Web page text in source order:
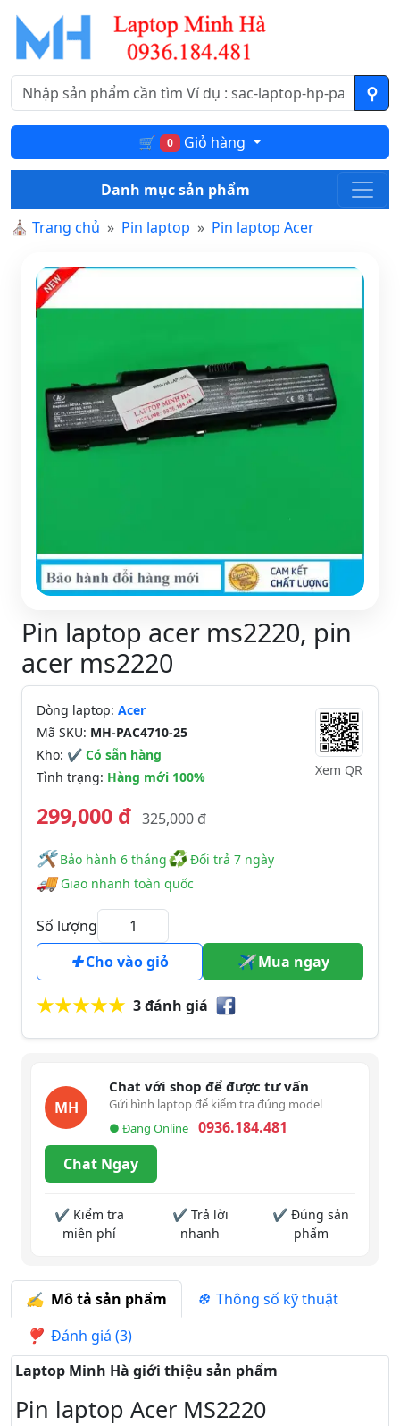
🛒 0 Giỏ hàng
Danh mục sản phẩm
⛪ Trang chủ Pin laptop Pin laptop Acer
Pin laptop acer ms2220, pin
acer ms2220
Dòng laptop: Acer
Mã SKU: MH-PAC4710-25
Kho: ✔ Có sẵn hàng
Tình trạng: Hàng mới 100% Xem QR
299,000 đ 325,000 đ
🛠️️ Bảo hành 6 tháng♻Đổi trả 7 ngày
🚚Giao nhanh toàn quốc
Số lượng
Cho vào giỏ
Mua ngay
3 đánh giá
MH
Chat với shop để được tư vấn
Gửi hình laptop để kiểm tra đúng model
● Đang Online
0936.184.481
Chat Ngay
✔ Kiểm tra
miễn phí
✔ Trả lời
nhanh
✔ Đúng sản
phẩm
Mô tả sản phẩm
Thông số kỹ thuật
Đánh giá (3)
Laptop Minh Hà giới thiệu sản phẩm
Pin laptop Acer MS2220